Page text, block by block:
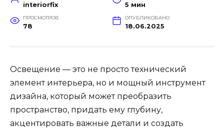
interiorfix 5 мин
ПРОСМОТРОВ
78
ОПУБЛИКОВАНО
18.06.2025
Освещение — это не просто технический
элемент интерьера, но и мощный инструмент
дизайна, который может преобразить
пространство, придать ему глубину,
акцентировать важные детали и создать